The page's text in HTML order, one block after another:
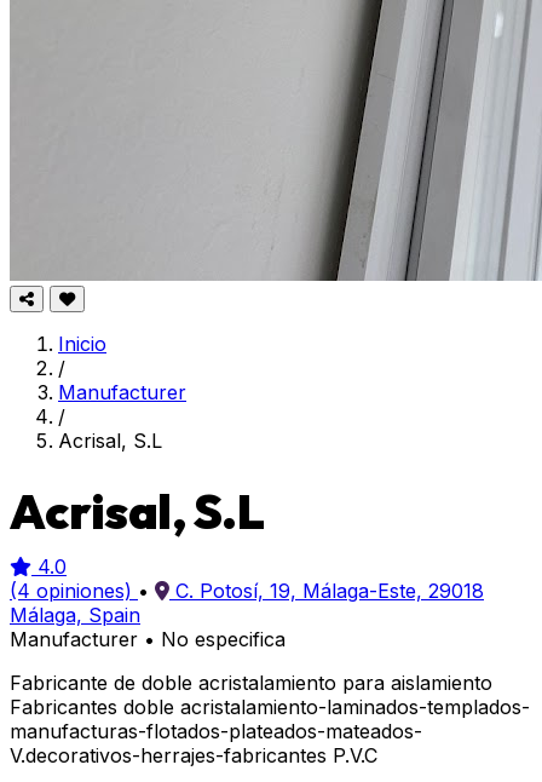
Inicio
/
Manufacturer
/
Acrisal, S.L
Acrisal, S.L
4.0
(4 opiniones) •
C. Potosí, 19, Málaga-Este, 29018
Málaga, Spain
Manufacturer • No especifica
Fabricante de doble acristalamiento para aislamiento
Fabricantes doble acristalamiento-laminados-templados-
manufacturas-flotados-plateados-mateados-
V.decorativos-herrajes-fabricantes P.V.C